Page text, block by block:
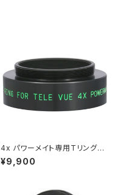
4x パワーメイト専用Tリングア
ダプター
¥9,900